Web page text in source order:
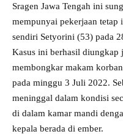
Sragen Jawa Tengah ini
mempunyai pekerjaan
sendiri Setyorini (53) pada
Kasus ini berhasil diungkap
membongkar makam
pada minggu 3 Juli 2022.
meninggal dalam kondisi
di dalam kamar mandi
kepala berada di ember.